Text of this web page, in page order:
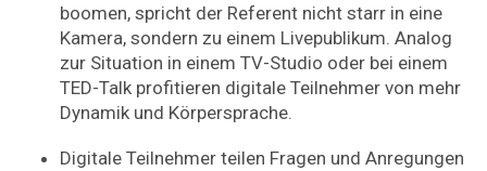
boomen, spricht der Referent nicht starr in eine
Kamera, sondern zu einem Livepublikum. Analog
zur Situation in einem TV-Studio oder bei einem
TED-Talk profitieren digitale Teilnehmer von mehr
Dynamik und Körpersprache.
Digitale Teilnehmer teilen Fragen und Anregungen